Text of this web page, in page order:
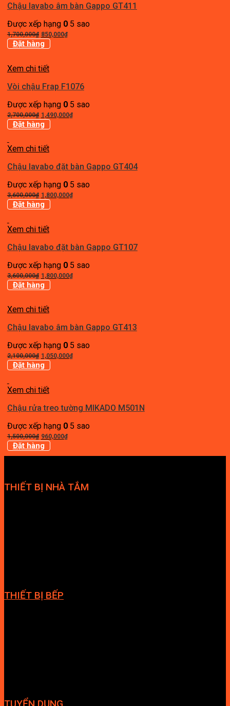
Chậu lavabo âm bàn Gappo GT411
Được xếp hạng 05 sao
1,700,000₫ Giá
gốc
1,700,000₫.
850,000₫Giá
Đặt hàng
Xem chi tiết
Vòi chậu Frap F1076
Được xếp hạng 05 sao
2,700,000₫ Giá
gốc
2,700,000₫.
1,490,000₫Giá
Đặt hàng
Xem chi tiết
Chậu lavabo đặt bàn Gappo GT404
Được xếp hạng 05 sao
3,600,000₫ Giá
gốc
3,600,000₫.
1,800,000₫Giá
Đặt hàng
Xem chi tiết
Chậu lavabo đặt bàn Gappo GT107
Được xếp hạng 05 sao
3,600,000₫ Giá
gốc
3,600,000₫.
1,800,000₫Giá
Đặt hàng
Xem chi tiết
Chậu lavabo âm bàn Gappo GT413
Được xếp hạng 05 sao
2,100,000₫ Giá
gốc
2,100,000₫.
1,050,000₫Giá
Đặt hàng
Xem chi tiết
Chậu rửa treo tường MIKADO M501N
Được xếp hạng 05 sao
1,500,000₫ Giá
gốc
là:
960,000₫Giá
tại
Đặt hàng
THIẾT BỊ NHÀ TẮM
THIẾT BỊ BẾP
TUYỂN DỤNG